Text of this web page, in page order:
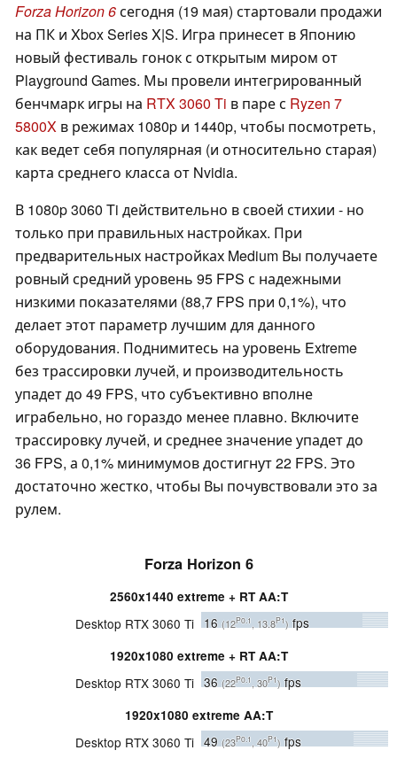
Forza Horizon 6сегодня (19 мая) стартовали продажи
на ПК и Xbox Series X|S. Игра принесет в Японию
новый фестиваль гонок с открытым миром от
Playground Games. Мы провели интегрированный
бенчмарк игры на RTX 3060 Ti в паре с Ryzen 7
5800X в режимах 1080p и 1440p, чтобы посмотреть,
как ведет себя популярная (и относительно старая)
карта среднего класса от Nvidia.
В 1080p 3060 Ti действительно в своей стихии - но
только при правильных настройках. При
предварительных настройках Medium Вы получаете
ровный средний уровень 95 FPS с надежными
низкими показателями (88,7 FPS при 0,1%), что
делает этот параметр лучшим для данного
оборудования. Поднимитесь на уровень Extreme
без трассировки лучей, и производительность
упадет до 49 FPS, что субъективно вполне
играбельно, но гораздо менее плавно. Включите
трассировку лучей, и среднее значение упадет до
36 FPS, а 0,1% минимумов достигнут 22 FPS. Это
достаточно жестко, чтобы Вы почувствовали это за
рулем.
Forza Horizon 6
2560x1440 extreme + RT AA:T
Desktop RTX 3060 Ti 16 (12P0.1 , 13.8P1) fps
1920x1080 extreme + RT AA:T
Desktop RTX 3060 Ti 36 (22P0.1 , 30P1) fps
1920x1080 extreme AA:T
Desktop RTX 3060 Ti 49 (23P0.1 , 40P1) fps